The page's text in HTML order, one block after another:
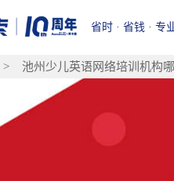
省时 · 省钱 · 专
> 池州少儿英语网络培训机构